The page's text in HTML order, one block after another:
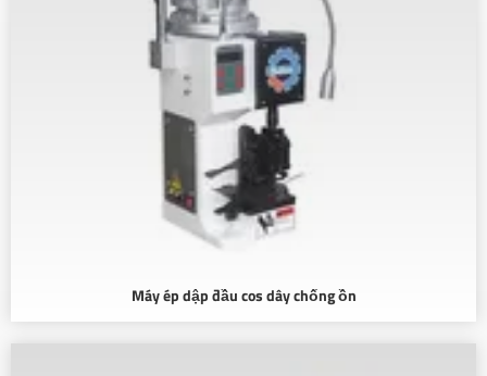
Máy ép dập đầu cos dây chống ồn